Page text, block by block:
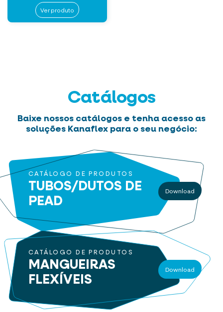
Ver produto
Catálogos
Baixe nossos catálogos e tenha acesso as
soluções Kanaflex para o seu negócio:
CATÁLOGO DE PRODUTOS
TUBOS/DUTOS DE
PEAD
Download
CATÁLOGO DE PRODUTOS
MANGUEIRAS
FLEXÍVEIS
Download